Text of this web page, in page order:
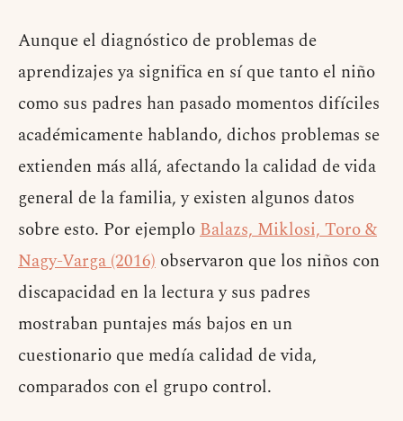
Aunque el diagnóstico de problemas de
aprendizajes ya significa en sí que tanto el niño
como sus padres han pasado momentos difíciles
académicamente hablando, dichos problemas se
extienden más allá, afectando la calidad de vida
general de la familia, y existen algunos datos
sobre esto. Por ejemploBalazs, Miklosi, Toro &
Nagy-Varga (2016) observaron que los niños con
discapacidad en la lectura y sus padres
mostraban puntajes más bajos en un
cuestionario que medía calidad de vida,
comparados con el grupo control.